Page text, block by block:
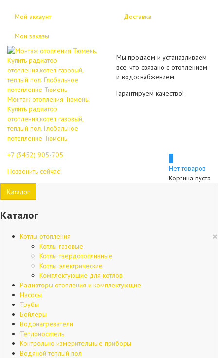
Мой аккаунт
Мои заказы
Доставка
Монтаж отопления Тюмень.
Купить радиатор
отопления,котел газовый,
теплый пол. Глобальное
потепление Тюмень.
Мы продаем и устанавливаем
все, что связано с отоплением
и водоснабжением
Гарантируем качество!
+7 (3452) 905-705
Позвонить сейчас!
Нет товаров
Корзина пуста
Каталог
Каталог
×
Котлы отопления
Котлы газовые
Котлы твердотопливные
Котлы электрические
Комплектующие для котлов
Радиаторы отопления и комплектующие
Насосы
Трубы
Бойлеры
Водонагреватели
Теплоноситель
Контрольно измерительные приборы
Водяной теплый пол